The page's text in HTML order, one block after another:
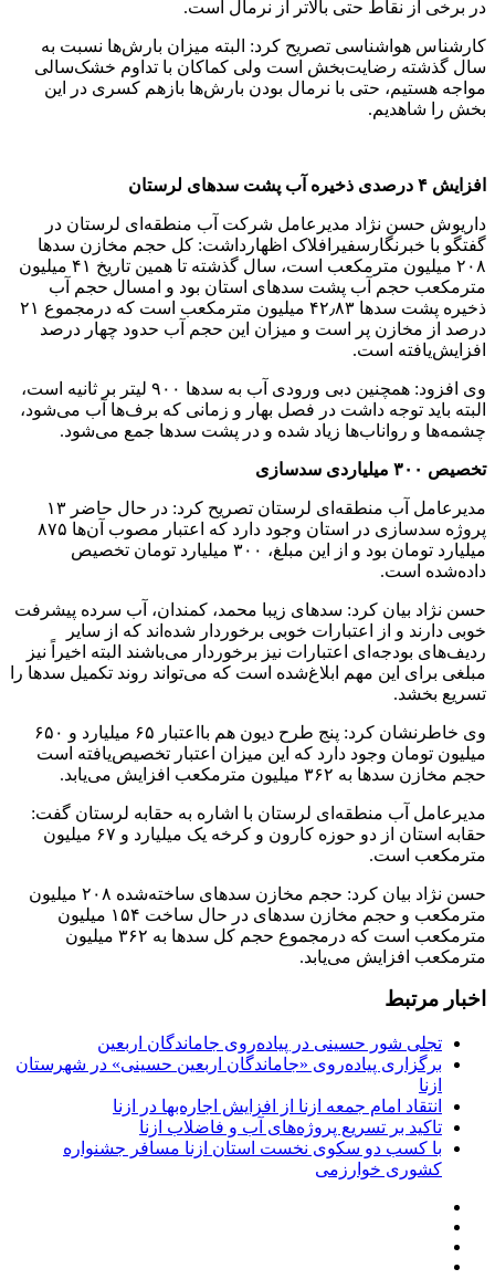
در برخی از نقاط حتی بالاتر از نرمال است.
کارشناس هواشناسی تصریح کرد: البته میزان بارش‌ها نسبت به
سال گذشته رضایت‌بخش است ولی کماکان با تداوم خشک‌سالی
مواجه هستیم، حتی با نرمال بودن بارش‌ها بازهم کسری در این
بخش را شاهدیم.
افزایش ۴ درصدی ذخیره آب پشت سدهای لرستان
داریوش حسن نژاد مدیرعامل شرکت آب منطقه‌ای لرستان در
گفتگو با خبرنگارسفیرافلاک اظهارداشت: کل حجم مخازن سدها
۲۰۸ میلیون مترمکعب است، سال گذشته تا همین تاریخ ۴۱ میلیون
مترمکعب حجم آب پشت سدهای استان بود و امسال حجم آب
ذخیره پشت سدها ۴۲٫۸۳ میلیون مترمکعب است که درمجموع ۲۱
درصد از مخازن پر است و میزان این حجم آب حدود چهار درصد
افزایش‌یافته است.
وی افزود: همچنین دبی ورودی آب به سدها ۹۰۰ لیتر بر ثانیه است،
البته باید توجه داشت در فصل بهار و زمانی که برف‌ها آب می‌شود،
چشمه‌ها و رواناب‌ها زیاد شده و در پشت سدها جمع می‌شود.
تخصیص ۳۰۰ میلیاردی سدسازی
مدیرعامل آب منطقه‌ای لرستان تصریح کرد: در حال حاضر ۱۳
پروژه سدسازی در استان وجود دارد که اعتبار مصوب آن‌ها ۸۷۵
میلیارد تومان بود و از این مبلغ، ۳۰۰ میلیارد تومان تخصیص
داده‌شده است.
حسن نژاد بیان کرد: سدهای زیبا محمد، کمندان، آب سرده پیشرفت
خوبی دارند و از اعتبارات خوبی برخوردار شده‌اند که از سایر
ردیف‌های بودجه‌ای اعتبارات نیز برخوردار می‌باشند البته اخیراً نیز
مبلغی برای این مهم ابلاغ‌شده است که می‌تواند روند تکمیل سدها را
تسریع بخشد.
وی خاطرنشان کرد: پنج طرح دیون هم بااعتبار ۶۵ میلیارد و ۶۵۰
میلیون تومان وجود دارد که این میزان اعتبار تخصیص‌یافته است
حجم مخازن سدها به ۳۶۲ میلیون مترمکعب افزایش می‌یابد.
مدیرعامل آب منطقه‌ای لرستان با اشاره به حقابه لرستان گفت:
حقابه استان از دو حوزه کارون و کرخه یک میلیارد و ۶۷ میلیون
مترمکعب است.
حسن نژاد بیان کرد: حجم مخازن سدهای ساخته‌شده ۲۰۸ میلیون
مترمکعب و حجم مخازن سدهای در حال ساخت ۱۵۴ میلیون
مترمکعب است که درمجموع حجم کل سدها به ۳۶۲ میلیون
مترمکعب افزایش می‌یابد.
اخبار مرتبط
تجلی شور حسینی در پیاده‌روی جاماندگان اربعین
برگزاری پیاده‌روی «جاماندگان اربعین حسینی» در شهرستان
ازنا
انتقاد امام جمعه ازنا از افزایش اجاره‌بها در ازنا
تاکید بر تسریع پروژه‌های آب و فاضلاب ازنا
با کسب دو سکوی نخست استان ازنا مسافر جشنواره
کشوری خوارزمی